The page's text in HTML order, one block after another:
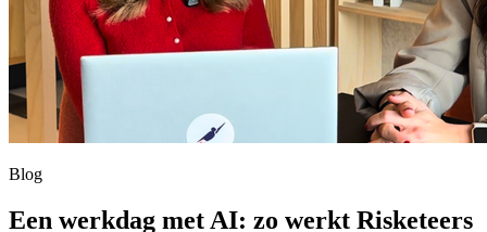
Blog
Een werkdag met AI: zo werkt Risketeers